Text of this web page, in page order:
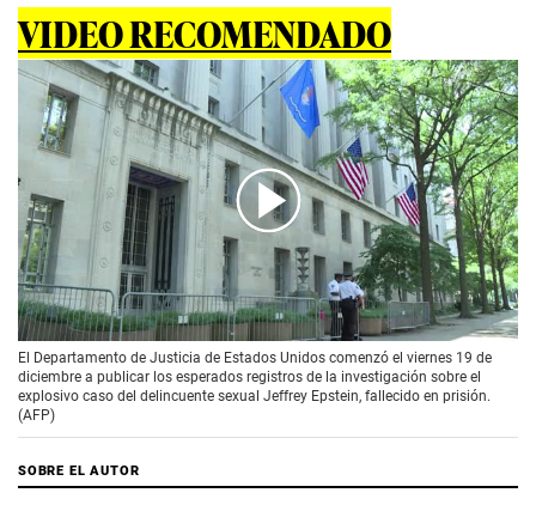
VIDEO RECOMENDADO
00:00/01:38
El Departamento de Justicia de Estados Unidos comenzó el viernes 19 de
diciembre a publicar los esperados registros de la investigación sobre el
explosivo caso del delincuente sexual Jeffrey Epstein, fallecido en prisión.
(AFP)
SOBRE EL AUTOR